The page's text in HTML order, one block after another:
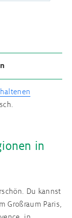
in
Du kannst
Großraum Paris,